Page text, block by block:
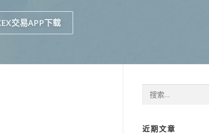
交易APP下载
索：
近期文章